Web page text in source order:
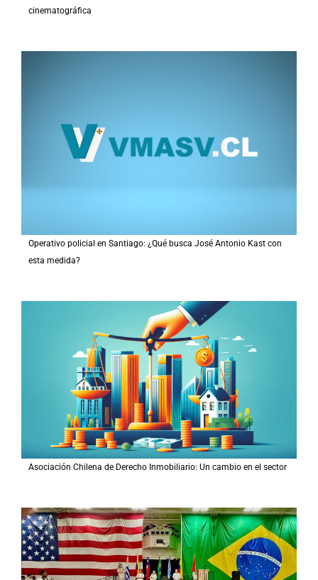
cinematográfica
Operativo policial en Santiago: ¿Qué busca José Antonio Kast con
esta medida?
Asociación Chilena de Derecho Inmobiliario: Un cambio en el sector